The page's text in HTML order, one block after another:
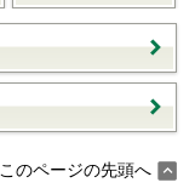
このページの先頭へ